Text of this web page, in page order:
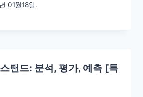
01월18일.
탠드: 분석, 평가, 예측 [특